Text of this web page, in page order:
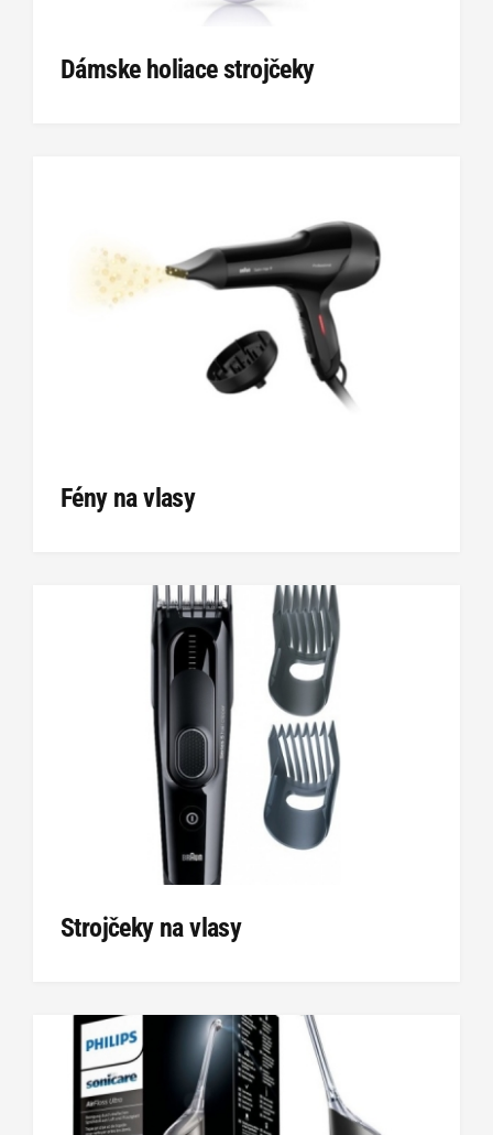
Dámske holiace strojčeky
Fény na vlasy
Strojčeky na vlasy